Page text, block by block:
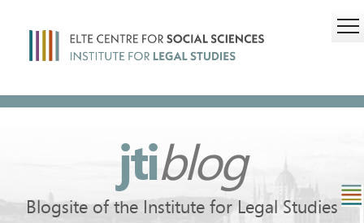
jtiblog
Blogsite of the Institute for Legal Studies